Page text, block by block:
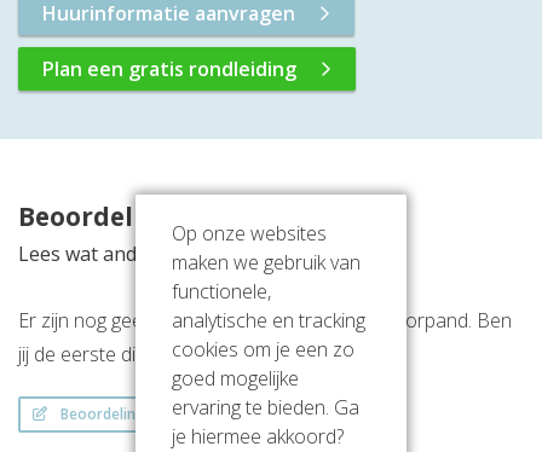
Huurinformatie aanvragen
Plan een gratis rondleiding
Beoordelingen
Lees wat anderen vinden van deze locatie
Er zijn nog geen beoordelingen over dit kantoorpand. Ben
jij de eerste die een beoordeling achterlaat?
Beoordeling schrijven
Op onze websites
maken we gebruik van
functionele,
analytische en tracking
cookies om je een zo
goed mogelijke
ervaring te bieden. Ga
je hiermee akkoord?